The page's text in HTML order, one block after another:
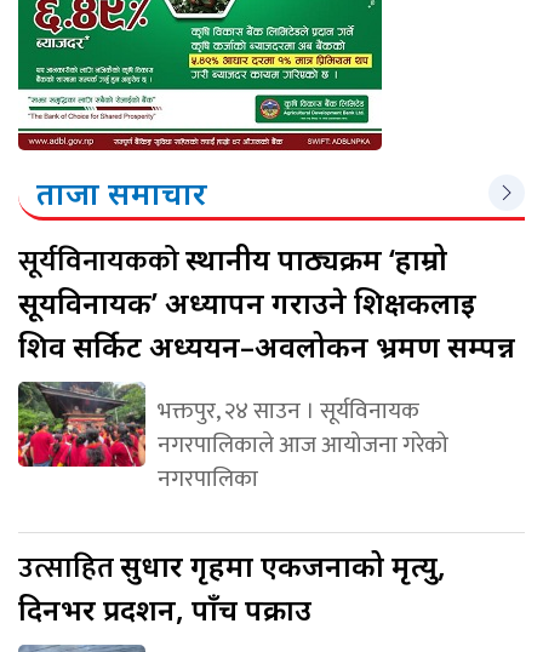
ताजा समाचार
सूर्यविनायककोस्थानीय पाठ्यक्रम ‘हाम्रो
सूर्यविनायक’ अध्यापन गराउने शिक्षकलाई
शिव सर्किट अध्ययन–अवलोकन भ्रमण सम्पन्न
भक्तपुर, २४ साउन । सूर्यविनायक
नगरपालिकाले आज आयोजना गरेको
नगरपालिका
उत्साहितसुधार गृहमा एकजनाको मृत्यु,
दिनभर प्रर्दशन, पाँच पक्राउ